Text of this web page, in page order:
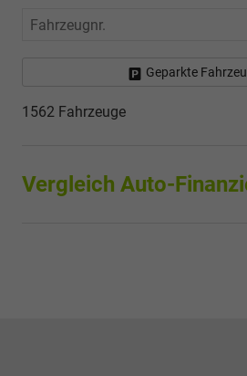
Fahrzeugnr.
Geparkte
1562 Fahrzeuge
Vergleich Auto-